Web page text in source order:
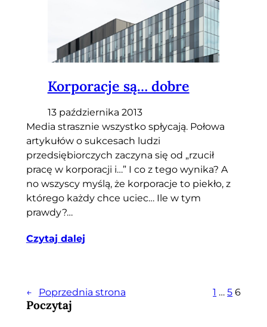
Korporacje są… dobre
13 października 2013
Media strasznie wszystko spłycają. Połowa
artykułów o sukcesach ludzi
przedsiębiorczych zaczyna się od „rzucił
pracę w korporacji i…” I co z tego wynika? A
no wszyscy myślą, że korporacje to piekło, z
którego każdy chce uciec… Ile w tym
prawdy?…
Czytaj dalej
← Poprzednia strona 1 … 5 6
Poczytaj